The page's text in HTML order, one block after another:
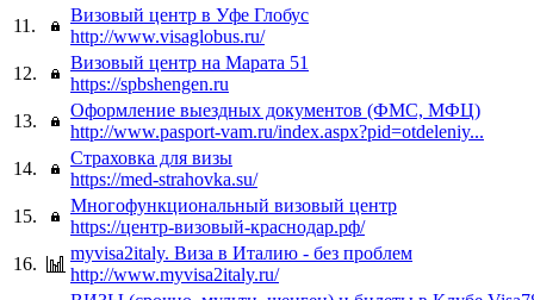
11.
Визовый центр в Уфе Глобус
http://www.visaglobus.ru/
12.
Визовый центр на Марата 51
https://spbshengen.ru
13.
Оформление выездных документов (ФМС, МФЦ)
http://www.pasport-vam.ru/index.aspx?pid=otdeleniy...
14.
Страховка для визы
https://med-strahovka.su/
15.
Многофункциональный визовый центр
https://центр-визовый-краснодар.рф/
16.
myvisa2italy. Виза в Италию - без проблем
http://www.myvisa2italy.ru/